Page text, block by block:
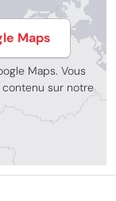
Maps
Maps. Vous
sur notre